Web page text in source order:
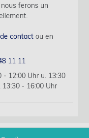
ferons un
contact ou en
11 11
- 12:00 Uhr u. 13:30
13:30 - 16:00 Uhr